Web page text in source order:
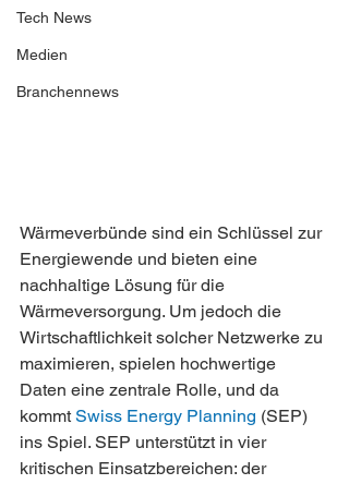
Tech News
Medien
Branchennews
Wärmeverbünde sind ein Schlüssel zur
Energiewende und bieten eine
nachhaltige Lösung für die
Wärmeversorgung. Um jedoch die
Wirtschaftlichkeit solcher Netzwerke zu
maximieren, spielen hochwertige
Daten eine zentrale Rolle, und da
kommt Swiss Energy Planning (SEP)
ins Spiel. SEP unterstützt in vier
kritischen Einsatzbereichen: der